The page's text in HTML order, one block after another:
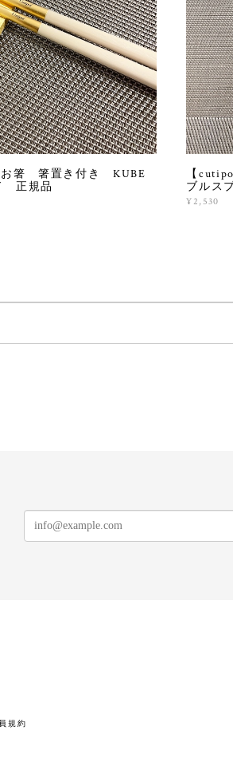
お箸 箸置き付き KUBE
正規品
【
ブルス
¥2,530
規約